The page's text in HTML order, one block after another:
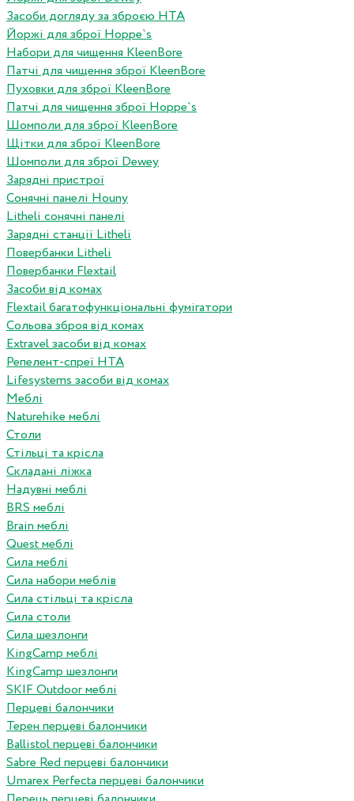
Засоби догляду за зброєю HTA
Йоржі для зброї Hoppe`s
Набори для чищення KleenBore
Патчі для чищення зброї KleenBore
Пуховки для зброї KleenBore
Патчі для чищення зброї Hoppe`s
Шомполи для зброї KleenBore
Щітки для зброї KleenBore
Шомполи для зброї Dewey
Зарядні пристрої
Сонячні панелі Houny
Litheli сонячні панелі
Зарядні станції Litheli
Повербанки Litheli
Повербанки Flextail
Засоби від комах
Flextail багатофункціональні фумігатори
Сольова зброя від комах
Extravel засоби від комах
Репелент-спреї HTA
Lifesystems засоби від комах
Меблі
Naturehike меблі
Столи
Стільці та крісла
Складані ліжка
Надувні меблі
BRS меблі
Brain меблі
Quest меблі
Сила меблі
Сила набори меблів
Сила стільці та крісла
Сила столи
Сила шезлонги
KingCamp меблі
KingCamp шезлонги
SKIF Outdoor меблі
Перцеві балончики
Терен перцеві балончики
Ballistol перцеві балончики
Sabre Red перцеві балончики
Umarex Perfecta перцеві балончики